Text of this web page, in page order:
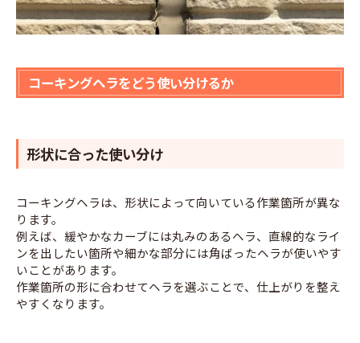
コーキングヘラをどう使い分けるか
形状に合った使い分け
コーキングヘラは、形状によって向いている作業箇所が異な
ります。
例えば、緩やかなカーブには丸みのあるヘラ、直線的なライ
ンを出したい箇所や細かな部分には角ばったヘラが使いやす
いことがあります。
作業箇所の形に合わせてヘラを選ぶことで、仕上がりを整え
やすくなります。